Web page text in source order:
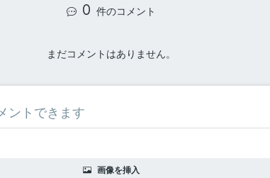
0 件のコメント
まだコメントはありません。
画像を挿入